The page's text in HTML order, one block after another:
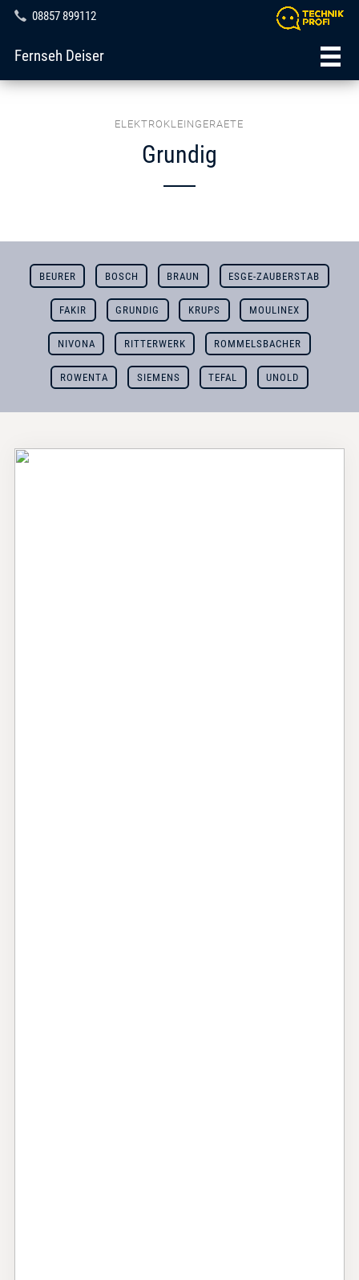
08857 899112
Fernseh Deiser
ELEKTROKLEINGERAETE
Grundig
BEURER BOSCH BRAUN ESGE-ZAUBERSTAB
FAKIR GRUNDIG KRUPS MOULINEX
NIVONA RITTERWERK ROMMELSBACHER
ROWENTA SIEMENS TEFAL UNOLD